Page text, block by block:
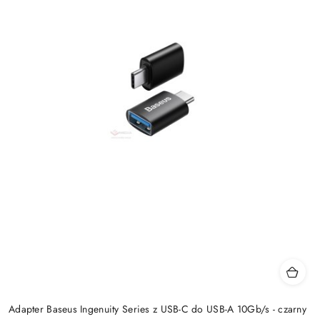
Adapter Baseus Ingenuity Series z USB-C do USB-A 10Gb/s - czarny